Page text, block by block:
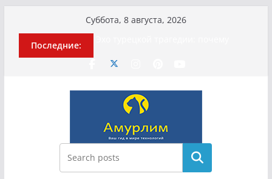
содержимому
Суббота, 8 августа, 2026
Последние:
МотоТани?
приговорили к четырём годам
Илью Ремесло задержали по делу о
фейках о российской армии
Новые криминальные хроники
связали Диану Шурыгину и Настю
История о том, как «Пухососы»
улетели к чужому дяде
Поиск